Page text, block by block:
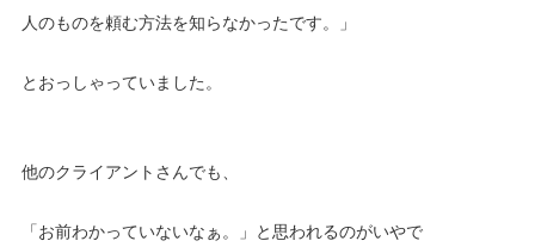
人のものを頼む方法を知らなかったです。」
とおっしゃっていました。
他のクライアントさんでも、
「お前わかっていないなぁ。」と思われるのがいやで